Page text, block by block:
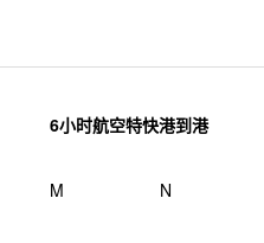
6小时航空特快港到港
M N